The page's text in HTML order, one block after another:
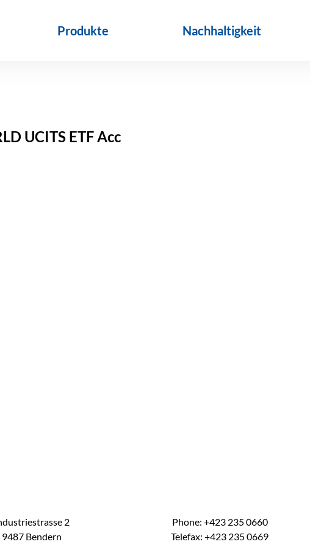
Produkte Nachhaltigkeit
UCITS ETF Acc
2
9487 Bendern
Phone: +423 235 0660
Telefax: +423 235 0669